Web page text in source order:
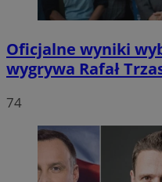
Oficjalne wyniki
wygrywa Rafał
74